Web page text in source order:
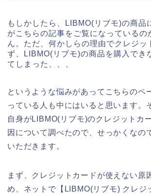
もしかしたら、LIBMO(リブモ)の商品
がこちらの記事をご覧になっているの
ん。ただ、何かしらの理由でクレジッ
ず、LIBMO(リブモ)の商品を購入でき
てしまった、、、
というような悩みがあってこちらのペ
っている人も中にはいると思います。
自身がLIBMO(リブモ)のクレジットカ
因について調べたので、せっかくなの
いただきます。
まず、クレジットカードが使えない原
め、ネットで【LIBMO(リブモ) クレジ